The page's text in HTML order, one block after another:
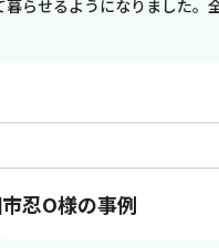
暮らせるようになりました。
忍O様の事例